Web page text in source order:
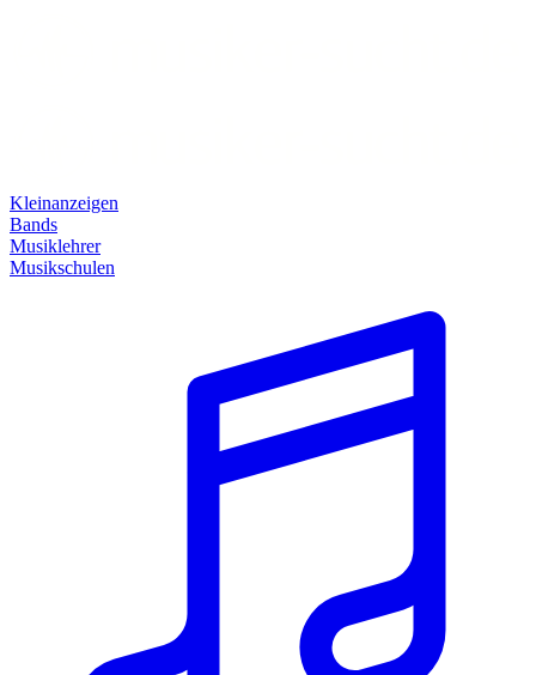
Kleinanzeigen
Bands
Musiklehrer
Musikschulen